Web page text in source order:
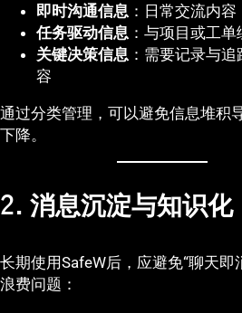
即时沟通信息 ：日常交流内容
任务驱动信息 ：与项目或工单
关键决策信息 ：需要记录与
容
通过分类管理，可以避免信息堆积
下降。
2. 消息沉淀与知识化
长期使用SafeW后，应避免“聊天即
浪费问题：